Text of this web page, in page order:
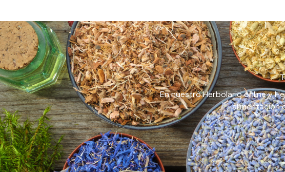
En nuestro Herbolario online y
alimentación